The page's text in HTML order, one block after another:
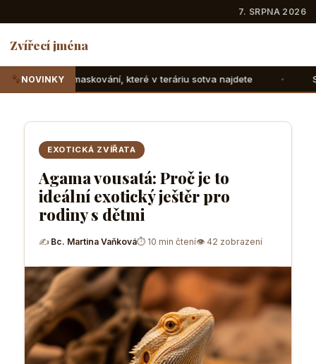
7. SRPNA 2026
Zvířecí jména
NOVINKY
které v teráriu sotva najdete Suchozemské želvy: Jak
EXOTICKÁ ZVÍŘATA
Agama vousatá: Proč je to
ideální exotický ještěr pro
rodiny s dětmi
✍ Bc. Martina Vaňková⏱ 10 min čtení👁 42 zobrazení